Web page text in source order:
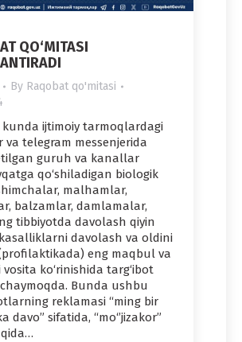
QO‘MITASI
By Raqobat qo'mitasi
kunda ijtimoiy tarmoqlardagi
va telegram messenjerida
guruh va kanallar
qo‘shiladigan biologik
malhamlar,
balzamlar, damlamalar,
tibbiyotda davolash qiyin
kasalliklarni davolash va oldini
eng maqbul va
ko‘rinishida targ‘ibot
Bunda ushbu
reklamasi “ming bir
davo” sifatida, “mo‘’jizakor”